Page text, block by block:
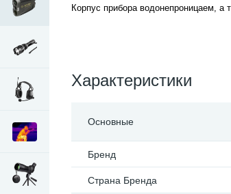
Корпус прибора водонепроницаем, а
Характеристики
Основные
Бренд
Страна Бренда